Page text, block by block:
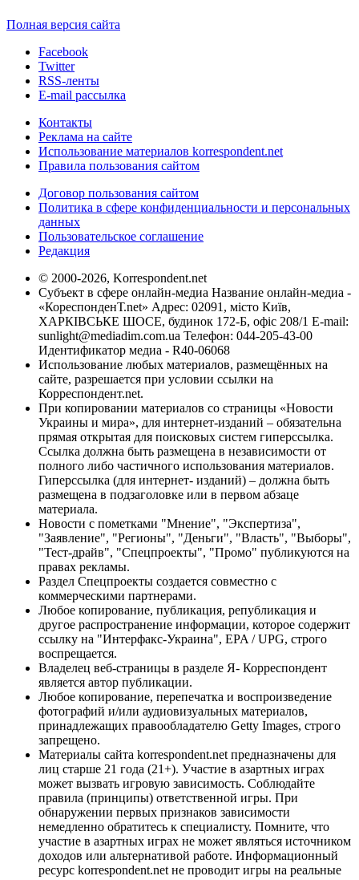
Полная версия сайта
Facebook
Twitter
RSS-ленты
E-mail рассылка
Контакты
Реклама на сайте
Использование материалов korrespondent.net
Правила пользования сайтом
Договор пользования сайтом
Политика в сфере конфиденциальности и персональных
данных
Пользовательское соглашение
Редакция
© 2000-2026, Korrespondent.net
Субъект в сфере онлайн-медиа Название онлайн-медиа -
«КореспонденТ.net» Адрес: 02091, місто Київ,
ХАРКІВСЬКЕ ШОСЕ, будинок 172-Б, офіс 208/1 E-mail:
sunlight@mediadim.com.ua Телефон: 044-205-43-00
Идентификатор медиа - R40-06068
Использование любых материалов, размещённых на
сайте, разрешается при условии ссылки на
Корреспондент.net.
При копировании материалов со страницы «Новости
Украины и мира», для интернет-изданий – обязательна
прямая открытая для поисковых систем гиперссылка.
Ссылка должна быть размещена в независимости от
полного либо частичного использования материалов.
Гиперссылка (для интернет- изданий) – должна быть
размещена в подзаголовке или в первом абзаце
материала.
Новости с пометками "Мнение", "Экспертиза",
"Заявление", "Регионы", "Деньги", "Власть", "Выборы",
"Тест-драйв", "Спецпроекты", "Промо" публикуются на
правах рекламы.
Раздел Спецпроекты создается совместно с
коммерческими партнерами.
Любое копирование, публикация, републикация и
другое распространение информации, которое содержит
ссылку на "Интерфакс-Украина", EPA / UPG, строго
воспрещается.
Владелец веб-страницы в разделе Я- Корреспондент
является автор публикации.
Любое копирование, перепечатка и воспроизведение
фотографий и/или аудиовизуальных материалов,
принадлежащих правообладателю Getty Images, строго
запрещено.
Материалы сайта korrespondent.net предназначены для
лиц старше 21 года (21+). Участие в азартных играх
может вызвать игровую зависимость. Соблюдайте
правила (принципы) ответственной игры. При
обнаружении первых признаков зависимости
немедленно обратитесь к специалисту. Помните, что
участие в азартных играх не может являться источником
доходов или альтернативой работе. Информационный
ресурс korrespondent.net не проводит игры на реальные